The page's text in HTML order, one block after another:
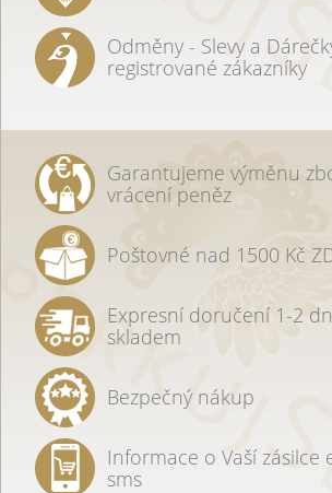
Odměny - Slevy a
registrované zákazníky
Garantujeme výměnu
vrácení peněz
Poštovné nad 1500 Kč
Expresní doručení 1-2
skladem
Bezpečný nákup
Informace o Vaší zásilce
sms